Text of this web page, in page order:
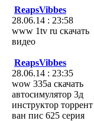
ReapsVibbes
28.06.14 : 23:58
www 1tv ru скачать
видео
ReapsVibbes
28.06.14 : 23:35
wow 335а скачать
автосимулятор 3д
инструктор торрент
ван пис 625 серия